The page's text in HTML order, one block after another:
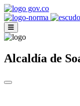
Alcaldía de